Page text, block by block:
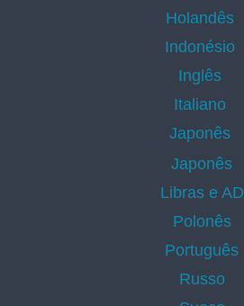
Holandês
Indonésio
Inglês
Italiano
Japonês
Japonês
Libras e AD
Polonês
Português
Russo